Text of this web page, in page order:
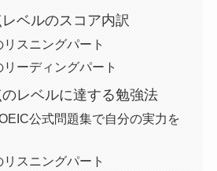
ベルのスコア内訳
スニングパート
ーディングパート
レベルに達する勉強法
公式問題集で自分の実力を
スニングパート